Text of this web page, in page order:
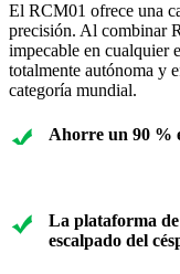
El RCM01 ofrece una
precisión. Al combinar
impecable en cualquier
totalmente autónoma y
categoría mundial.
Ahorre un 90 %
La plataforma
escalpado del